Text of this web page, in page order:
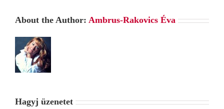
About the Author: Ambrus-Rakovics Éva
Hagyj üzenetet